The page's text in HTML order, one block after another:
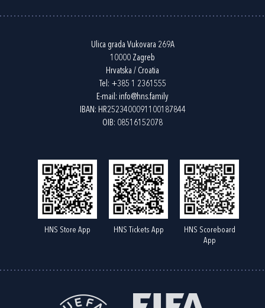
Ulica grada Vukovara 269A
10000 Zagreb
Hrvatska / Croatia
Tel: +385 1 2361555
E-mail: info@hns.family
IBAN: HR2523400091100187844
OIB: 08516152078
HNS Store App HNS Tickets App
HNS Scoreboard
App